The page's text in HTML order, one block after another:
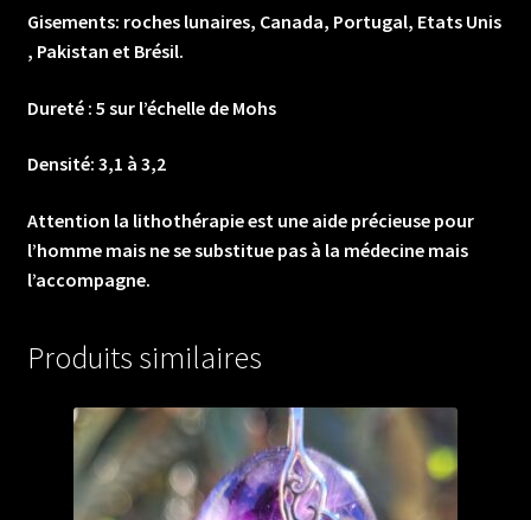
Gisements: roches lunaires, Canada, Portugal, Etats Unis
, Pakistan et Brésil.
Dureté : 5 sur l’échelle de Mohs
Densité: 3,1 à 3,2
Attention la lithothérapie est une aide précieuse pour
l’homme mais ne se substitue pas à la médecine mais
l’accompagne.
Produits similaires